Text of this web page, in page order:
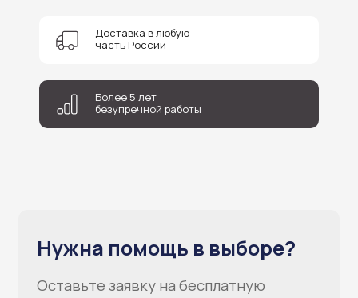
Доставка в любую
часть России
Более 5 лет
безупречной работы